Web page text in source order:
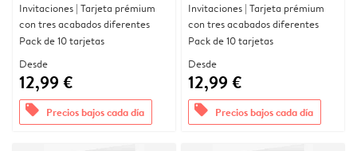
Invitaciones | Tarjeta prémium
con tres acabados diferentes
Pack de 10 tarjetas
Desde
12,99 €
offers Precios bajos cada día
Invitaciones | Tarjeta prémium
con tres acabados diferentes
Pack de 10 tarjetas
Desde
12,99 €
offers Precios bajos cada día